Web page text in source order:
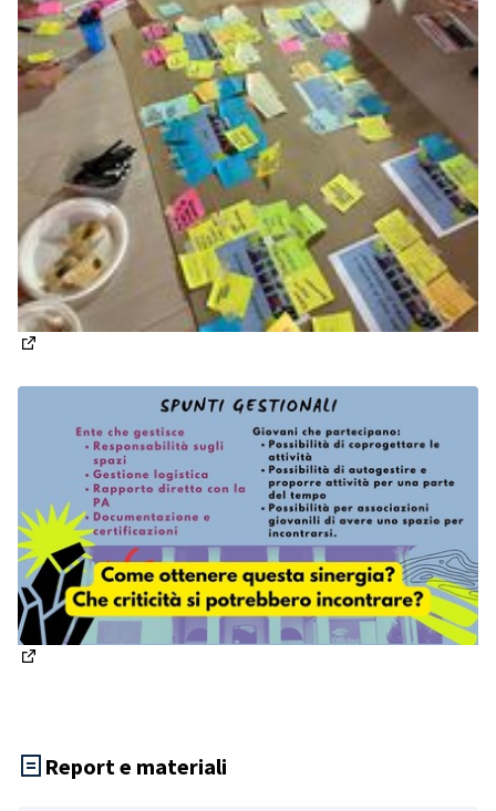
Report e materiali